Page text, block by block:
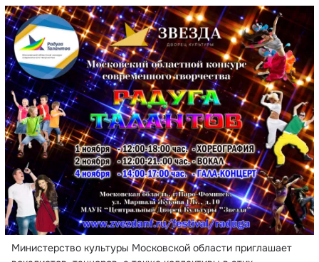
Министерство культуры Московской области приглашает